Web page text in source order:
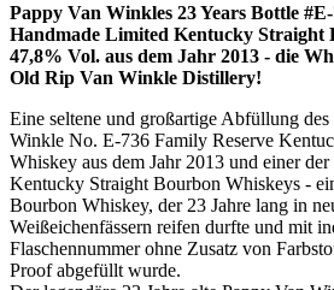
Pappy Van Winkles 23 Years Bottle
Handmade Limited Kentucky Straight
47,8% Vol. aus dem Jahr 2013 - die
Old Rip Van Winkle Distillery!
Eine seltene und großartige Abfüllung des
Winkle No. E-736 Family Reserve
Whiskey aus dem Jahr 2013 und einer
Kentucky Straight Bourbon Whiskeys -
Bourbon Whiskey, der 23 Jahre lang in
Weißeichenfässern reifen durfte und mit
Flaschennummer ohne Zusatz von
Proof abgefüllt wurde.